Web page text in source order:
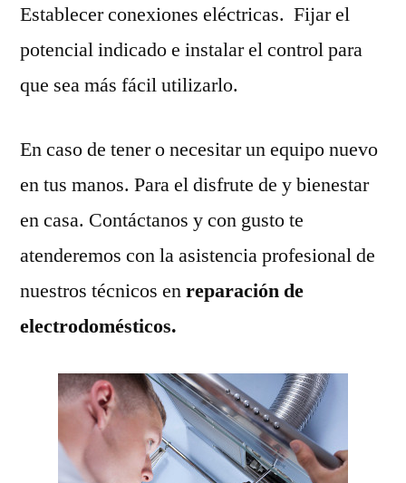
Establecer conexiones eléctricas. Fijar el
potencial indicado e instalar el control para
que sea más fácil utilizarlo.
En caso de tener o necesitar un equipo nuevo
en tus manos. Para el disfrute de y bienestar
en casa. Contáctanos y con gusto te
atenderemos con la asistencia profesional de
nuestros técnicos enreparación de
electrodomésticos.